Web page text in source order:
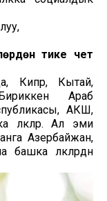
тике чет
Кипр, Кытай,
Араб
АКШ,
өлкөлөр. Ал эми
Азербайжан,
өлкөлөрдөн